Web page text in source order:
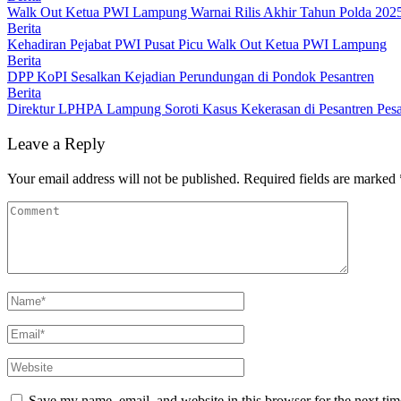
Walk Out Ketua PWI Lampung Warnai Rilis Akhir Tahun Polda
Berita
Kehadiran Pejabat PWI Pusat Picu Walk Out Ketua PWI Lampung
Berita
DPP KoPI Sesalkan Kejadian Perundungan di Pondok Pesantren
Berita
Direktur LPHPA Lampung Soroti Kasus Kekerasan di Pesantren
Leave a Reply
Your email address will not be published. Required fields are marked